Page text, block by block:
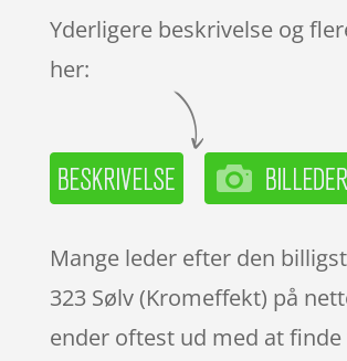
Yderligere beskrivelse og
her:
Mange leder efter den
323 Sølv (Kromeffekt) på
ender oftest ud med at